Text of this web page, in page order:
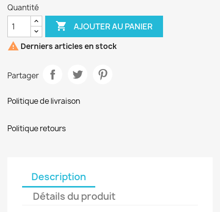
Quantité
 AJOUTER AU PANIER
 Derniers articles en stock
Partager
Politique de livraison
Politique retours
Description
Détails du produit